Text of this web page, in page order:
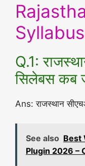
Q.1:
सिलेबस कब
Ans: राजस्थान
See also Best
Plugin 2026 –